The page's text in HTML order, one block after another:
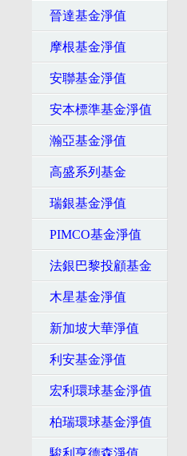
晉達基金淨值
摩根基金淨值
安聯基金淨值
安本標準基金淨值
瀚亞基金淨值
高盛系列基金
瑞銀基金淨值
PIMCO基金淨值
法銀巴黎投顧基金
木星基金淨值
新加坡大華淨值
利安基金淨值
宏利環球基金淨值
柏瑞環球基金淨值
駿利亨德森淨值